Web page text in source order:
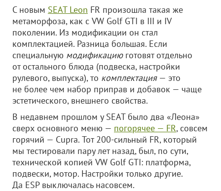
С новым SEAT Leon FR произошла такая же
метаморфоза, как с VW Golf GTI в III и IV
поколении. Из модификации он стал
комплектацией. Разница большая. Если
специальную модификациюготовят отдельно
от остального блюда (подвеска, настройки
рулевого, выпуска), то комплектация— это
не более чем набор приправ и добавок — чаще
эстетического, внешнего свойства.
В недавнем прошлом у SEAT было два «Леона»
сверх основного меню — погорячее — FR, совсем
горячий — Cupra. Тот 200-сильный FR, который
мы тестировали пару лет назад, был, по сути,
технической копией VW Golf GTI: платформа,
подвески, мотор. Настройки только другие.
Да ESP выключалась насовсем.